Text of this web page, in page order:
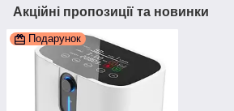
Акційні пропозиції та новинки
Подарунок